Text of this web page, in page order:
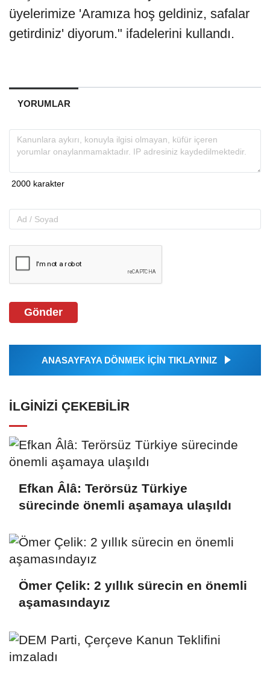
üyelerimize 'Aramıza hoş geldiniz, safalar
getirdiniz' diyorum." ifadelerini kullandı.
YORUMLAR
Gönder
ANASAYFAYA DÖNMEK İÇİN TIKLAYINIZ
İLGINIZI ÇEKEBILIR
Efkan Âlâ: Terörsüz Türkiye
sürecinde önemli aşamaya ulaşıldı
Ömer Çelik: 2 yıllık sürecin en önemli
aşamasındayız